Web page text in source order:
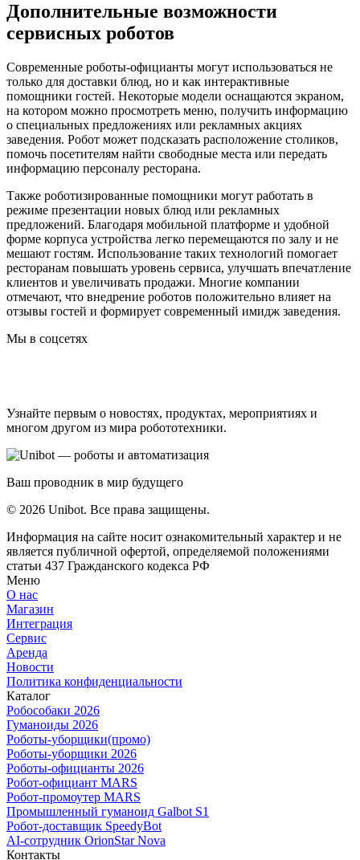
Дополнительные возможности
сервисных роботов
Современные роботы-официанты могут использоваться не
только для доставки блюд, но и как интерактивные
помощники гостей. Некоторые модели оснащаются экраном,
на котором можно просмотреть меню, получить информацию
о специальных предложениях или рекламных акциях
заведения. Робот может подсказать расположение столиков,
помочь посетителям найти свободные места или передать
информацию персоналу ресторана.
Также роботизированные помощники могут работать в
режиме презентации новых блюд или рекламных
предложений. Благодаря мобильной платформе и удобной
форме корпуса устройства легко перемещаются по залу и не
мешают гостям. Использование таких технологий помогает
ресторанам повышать уровень сервиса, улучшать впечатление
клиентов и увеличивать продажи. Многие компании
отмечают, что внедрение роботов положительно влияет на
отзывы гостей и формирует современный имидж заведения.
Мы в соцсетях
Узнайте первым о новостях, продуктах, мероприятиях и
многом другом из мира робототехники.
Ваш проводник в мир будущего
© 2026 Unibot. Все права защищены.
Информация на сайте носит ознакомительный характер и не
является публичной офертой, определяемой положениями
статьи 437 Гражданского кодекса РФ
Меню
О нас
Магазин
Интеграция
Сервис
Аренда
Новости
Политика конфиденциальности
Каталог
Робособаки 2026
Гуманоиды 2026
Роботы-уборщики(промо)
Роботы-уборщики 2026
Роботы-официанты 2026
Робот-официант MARS
Робот-промоутер MARS
Промышленный гуманоид Galbot S1
Робот-доставщик SpeedyBot
AI-сотрудник OrionStar Nova
Контакты